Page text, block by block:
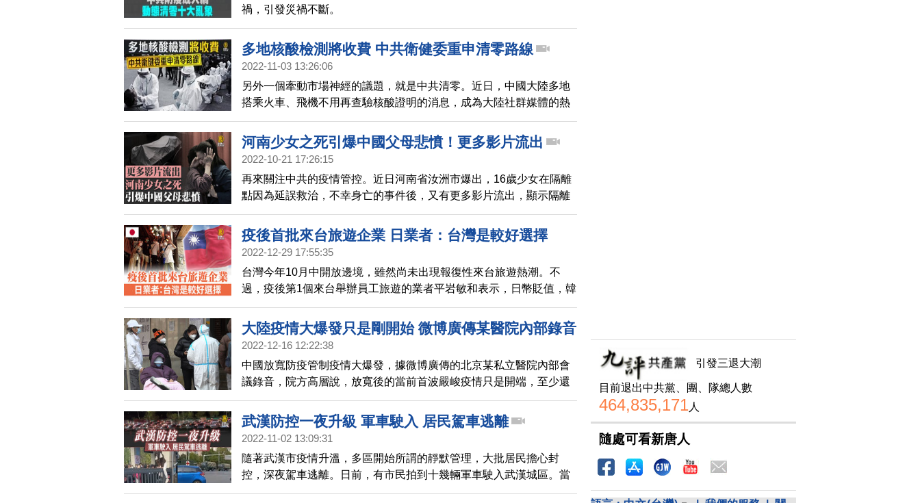
禍，引發災禍不斷。
多地核酸檢測將收費 中共衛健委重申清零路線
2022-11-03 13:26:06
另外一個牽動市場神經的議題，就是中共清零。近日，中國大陸多地
搭乘火車、飛機不用再查驗核酸證明的消息，成為大陸社群媒體的熱
搜詞，同時，中共高層開會擬放寬防疫政策的傳聞，讓陸港股大漲。
不過，中共最高衛生機關衛健委11月2日召開黨員幹部大會，主任馬
曉偉要求官員們繼續堅持「動態清零」的防控路線。另外，陸媒報
指出，核酸檢測等於變相成為政府的財政工具，名義上是「自願」，
但人民實際上沒有選擇。
河南少女之死引爆中國父母悲憤！更多影片流出
2022-10-21 17:26:15
再來關注中共的疫情管控。近日河南省汝洲市爆出，16歲少女在隔離
點因為延誤救治，不幸身亡的事件後，又有更多影片流出，顯示隔離
點的食物、藥物短缺，沒有醫護等問題，但中共當局迅速刪除了相關
內容。
疫後首批來台旅遊企業 日業者：台灣是較好選擇
2022-12-29 17:55:35
台灣今年10月中開放邊境，雖然尚未出現報復性來台旅遊熱潮。不
過，疫後第1個來台舉辦員工旅遊的業者平岩敏和表示，日幣貶值，韓
國跟台灣是較好選擇的海外旅遊目的地。
大陸疫情大爆發只是剛開始 微博廣傳某醫院內部錄音
2022-12-16 12:22:38
中國放寬防疫管制疫情大爆發，據微博廣傳的北京某私立醫院內部會
議錄音，院方高層說，放寬後的當前首波嚴峻疫情只是開端，至少還
得經歷4至5波，並說千萬別給病患服用會傷肝的連花清瘟。
武漢防控一夜升級 軍車駛入 居民駕車逃離
2022-11-02 13:09:31
隨著武漢市疫情升溫，多區開始所謂的靜默管理，大批居民擔心封
控，深夜駕車逃離。日前，有市民拍到十幾輛軍車駛入武漢城區。當
地疫情引發關注。
引發三退大潮
目前退出中共黨、團、隊總人數
464,835,171人
隨處可看新唐人